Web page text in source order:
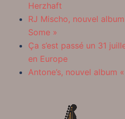
Herzhaft
RJ Mischo, nouvel
Some »
Ça s’est passé un 31
en Europe
Antone’s, nouvel album